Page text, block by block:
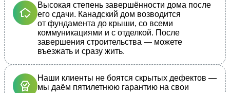
Высокая степень завершённости дома после
его сдачи. Канадский дом возводится
от фундамента до крыши, со всеми
коммуникациями и с отделкой. После
завершения строительства — можете
въезжать и сразу жить.
Наши клиенты не боятся скрытых дефектов —
мы даём пятилетнюю гарантию на свои